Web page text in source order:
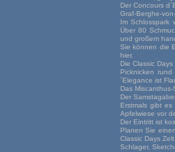
Der Concours
Graf-Berghe-
Im Schlosspark
Über 80
und großem
Sie können die
hier.
Die Classic
Picknicken
´Elegance ist
Das
Der
Erstmals gibt
Apfelwiese vor
Der Eintritt ist
Planen Sie
Classic Days
Schlager,